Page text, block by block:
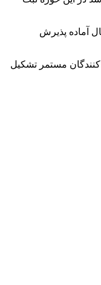
آماده پذیرش
فرآورده خونی تولید می‌شود و حدود ۵۵ درصد از اهداکنندگان را اهداکنندگان مستمر تشکیل